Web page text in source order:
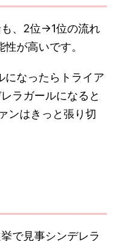
、2位→1位の流れ
が高いです。
になったらトライア
ラガールになると
ンはきっと張り切
で見事シンデレラ